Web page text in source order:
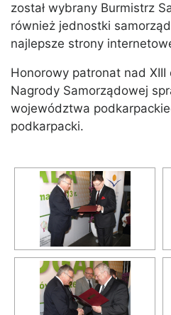
został wybrany Burmistrz
również jednostki
najlepsze strony
Honorowy patronat nad
Nagrody Samorządowej
województwa
podkarpacki.